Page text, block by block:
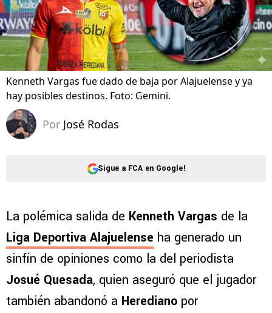
Kenneth Vargas fue dado de baja por Alajuelense y ya
hay posibles destinos. Foto: Gemini.
Por José Rodas
Sigue a FCA en Google!
La polémica salida de Kenneth Vargas de la
Liga Deportiva Alajuelense ha generado un
sinfín de opiniones como la del periodista
Josué Quesada, quien aseguró que el jugador
también abandonó a Herediano por